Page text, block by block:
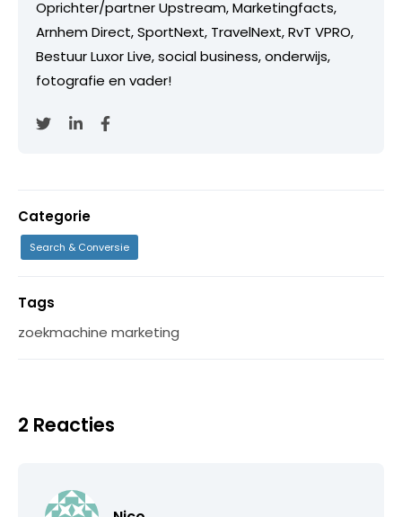
Oprichter/partner Upstream, Marketingfacts,
Arnhem Direct, SportNext, TravelNext, RvT VPRO,
Bestuur Luxor Live, social business, onderwijs,
fotografie en vader!
Categorie
Search & Conversie
Tags
zoekmachine marketing
2 Reacties